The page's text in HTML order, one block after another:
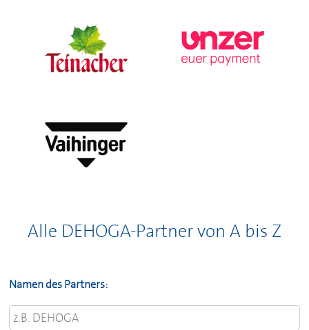
Alle DEHOGA-Partner von A bis Z
Namen des Partners: